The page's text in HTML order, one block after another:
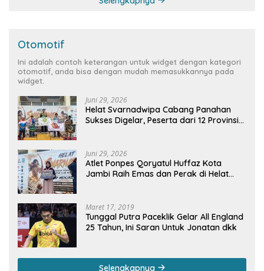
Otomotif
Ini adalah contoh keterangan untuk widget dengan kategori
otomotif, anda bisa dengan mudah memasukkannya pada
widget.
Juni 29, 2026
Helat Svarnadwipa Cabang Panahan
Sukses Digelar, Peserta dari 12 Provinsi
Juni 29, 2026
Atlet Ponpes Qoryatul Huffaz Kota
Jambi Raih Emas dan Perak di Helat
Maret 17, 2019
Tunggal Putra Paceklik Gelar All England
25 Tahun, Ini Saran Untuk Jonatan dkk
Selengkapnya